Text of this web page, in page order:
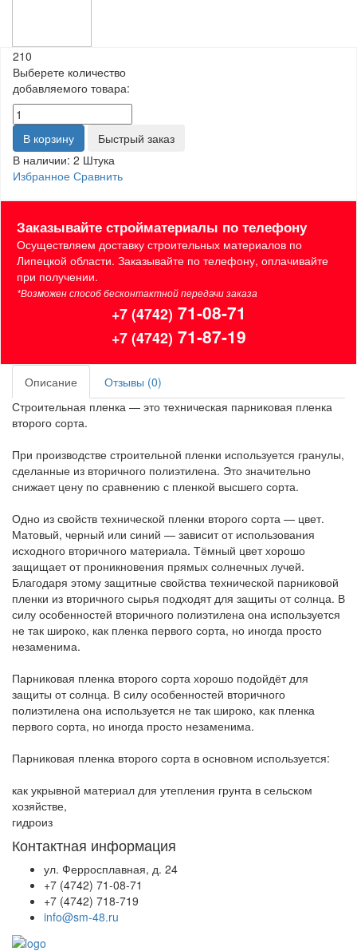
210
Выберете количество
добавляемого товара:
В корзину
Быстрый заказ
В наличии: 2 Штука
Избранное Сравнить
Заказывайте стройматериалы по телефону
Осуществляем доставку строительных материалов по
Липецкой области. Заказывайте по телефону, оплачивайте
при получении.
*Возможен способ бесконтактной передачи заказа
+7 (4742) 71-08-71
+7 (4742) 71-87-19
Описание
Отзывы (0)
Строительная пленка — это техническая парниковая пленка
второго сорта.
При производстве строительной пленки используется гранулы,
сделанные из вторичного полиэтилена. Это значительно
снижает цену по сравнению с пленкой высшего сорта.
Одно из свойств технической пленки второго сорта — цвет.
Матовый, черный или синий — зависит от использования
исходного вторичного материала. Тёмный цвет хорошо
защищает от проникновения прямых солнечных лучей.
Благодаря этому защитные свойства технической парниковой
пленки из вторичного сырья подходят для защиты от солнца. В
силу особенностей вторичного полиэтилена она используется
не так широко, как пленка первого сорта, но иногда просто
незаменима.
Парниковая пленка второго сорта хорошо подойдёт для
защиты от солнца. В силу особенностей вторичного
полиэтилена она используется не так широко, как пленка
первого сорта, но иногда просто незаменима.
Парниковая пленка второго сорта в основном используется:
как укрывной материал для утепления грунта в сельском
хозяйстве,
гидроиз
Контактная информация
ул. Ферросплавная, д. 24
+7 (4742) 71-08-71
+7 (4742) 718-719
info@sm-48.ru